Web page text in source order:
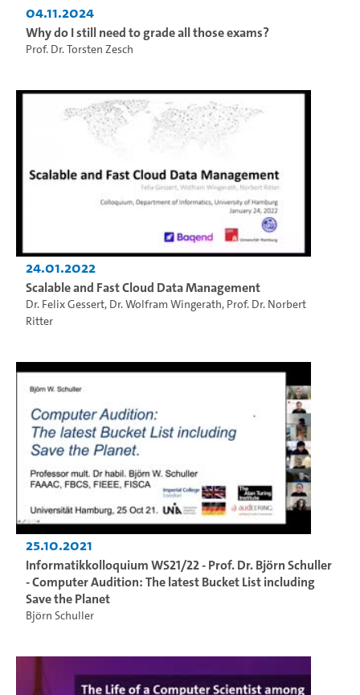
04.11.2024
Why do I still need to grade all those exams?
Prof. Dr. Torsten Zesch
24.01.2022
Scalable and Fast Cloud Data Management
Dr. Felix Gessert, Dr. Wolfram Wingerath, Prof. Dr. Norbert
Ritter
25.10.2021
Informatikkolloquium WS21/22 - Prof. Dr. Björn Schuller
- Computer Audition: The latest Bucket List including
Save the Planet
Björn Schuller